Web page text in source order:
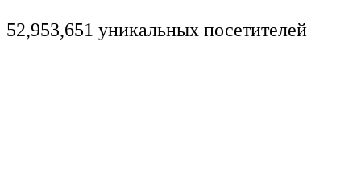
52,953,651 уникальных посетителей